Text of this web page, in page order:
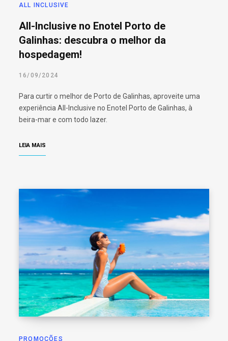
ALL INCLUSIVE
All-Inclusive no Enotel Porto de
Galinhas: descubra o melhor da
hospedagem!
16/09/2024
Para curtir o melhor de Porto de Galinhas, aproveite uma
experiência All-Inclusive no Enotel Porto de Galinhas, à
beira-mar e com todo lazer.
LEIA MAIS
PROMOÇÕES